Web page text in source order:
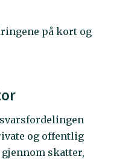
på kort og
og offentlig
skatter,